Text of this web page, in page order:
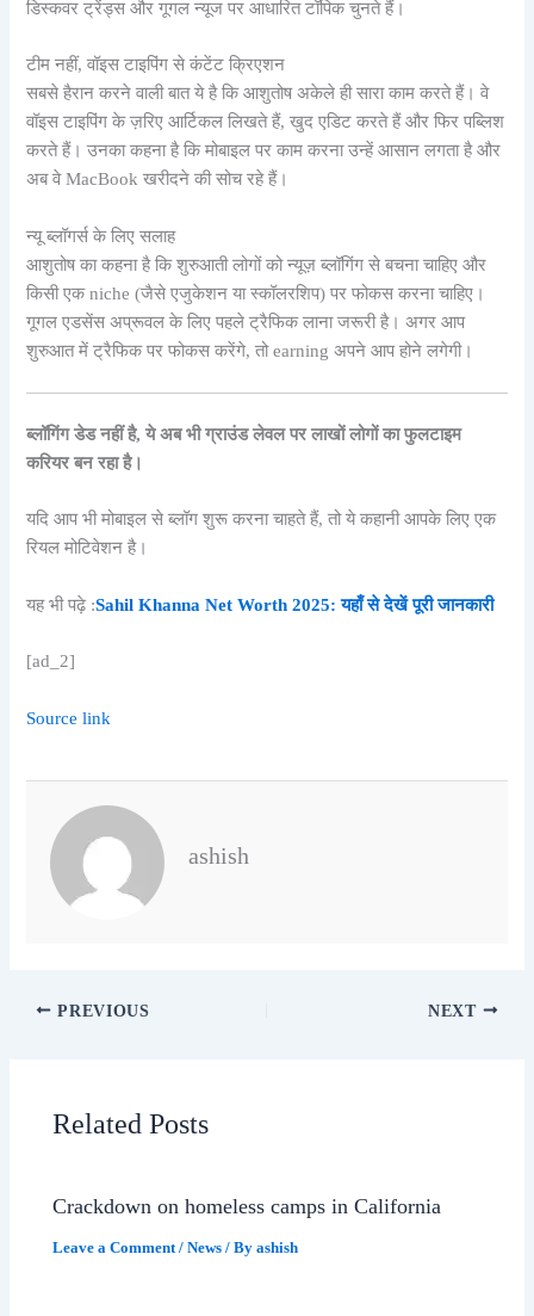
डिस्कवर ट्रेंड्स और गूगल न्यूज पर आधारित टॉपिक चुनते हैं।
टीम नहीं, वॉइस टाइपिंग से कंटेंट क्रिएशन
सबसे हैरान करने वाली बात ये है कि आशुतोष अकेले ही सारा काम करते हैं। वे
वॉइस टाइपिंग के ज़रिए आर्टिकल लिखते हैं, खुद एडिट करते हैं और फिर पब्लिश
करते हैं। उनका कहना है कि मोबाइल पर काम करना उन्हें आसान लगता है और
अब वे MacBook खरीदने की सोच रहे हैं।
न्यू ब्लॉगर्स के लिए सलाह
आशुतोष का कहना है कि शुरुआती लोगों को न्यूज़ ब्लॉगिंग से बचना चाहिए और
किसी एक niche (जैसे एजुकेशन या स्कॉलरशिप) पर फोकस करना चाहिए।
गूगल एडसेंस अप्रूवल के लिए पहले ट्रैफिक लाना जरूरी है। अगर आप
शुरुआत में ट्रैफिक पर फोकस करेंगे, तो earning अपने आप होने लगेगी।
ब्लॉगिंग डेड नहीं है, ये अब भी ग्राउंड लेवल पर लाखों लोगों का फुलटाइम
करियर बन रहा है।
यदि आप भी मोबाइल से ब्लॉग शुरू करना चाहते हैं, तो ये कहानी आपके लिए एक
रियल मोटिवेशन है।
यह भी पढ़े :Sahil Khanna Net Worth 2025: यहाँ से देखें पूरी जानकारी
[ad_2]
Source link
ashish
PREVIOUS NEXT
Related Posts
Crackdown on homeless camps in California
Leave a Comment /News / Byashish